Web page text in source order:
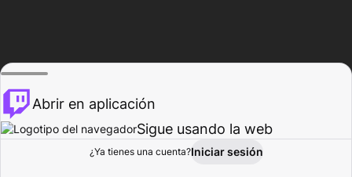
Explorar Actividad
Abrir en aplicación
Sigue usando la web
¿Ya tienes una cuenta?Iniciar sesión